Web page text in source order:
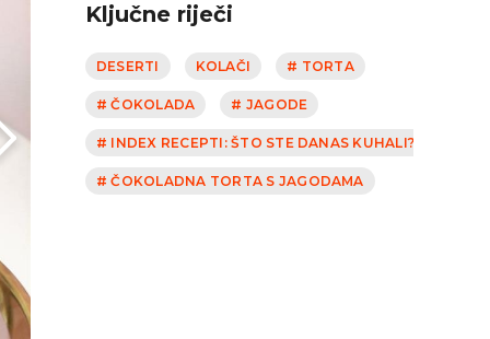
Ključne riječi
DESERTI KOLAČI # TORTA
# ČOKOLADA # JAGODE
# INDEX RECEPTI: ŠTO STE DANAS KUHALI?
# ČOKOLADNA TORTA S JAGODAMA